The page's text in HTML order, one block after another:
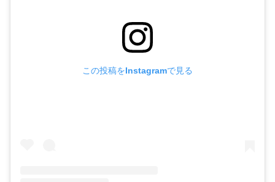
この投稿をInstagramで見る